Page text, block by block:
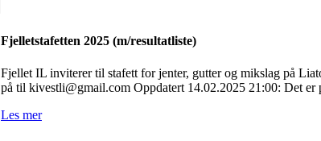
Fjelletstafetten 2025 (m/resultatliste)
Fjellet IL inviterer til stafett for jenter, gutter og mikslag på
på til kivestli@gmail.com Oppdatert 14.02.2025 21:00: Det er
Les mer